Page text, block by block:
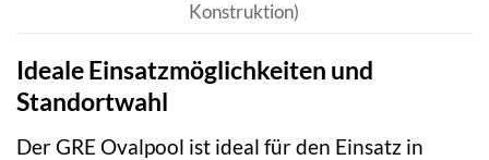
Konstruktion)
Ideale Einsatzmöglichkeiten und
Standortwahl
Der GRE Ovalpool ist ideal für den Einsatz in